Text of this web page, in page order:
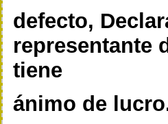
defecto,
representante
tiene
ánimo de